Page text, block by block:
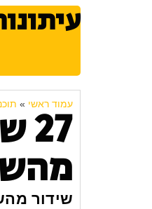
עמוד ראשי »